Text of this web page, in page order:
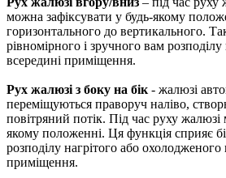
можна зафіксувати у будь-якому
горизонтального до вертикального.
рівномірного і зручного вам
всередині приміщення.
Рух жалюзі з боку на бік - жалюзі
переміщуються праворуч наліво,
повітряний потік. Під час руху
якому положенні. Ця функція сприяє
розподілу нагрітого або охолодженого
приміщення.